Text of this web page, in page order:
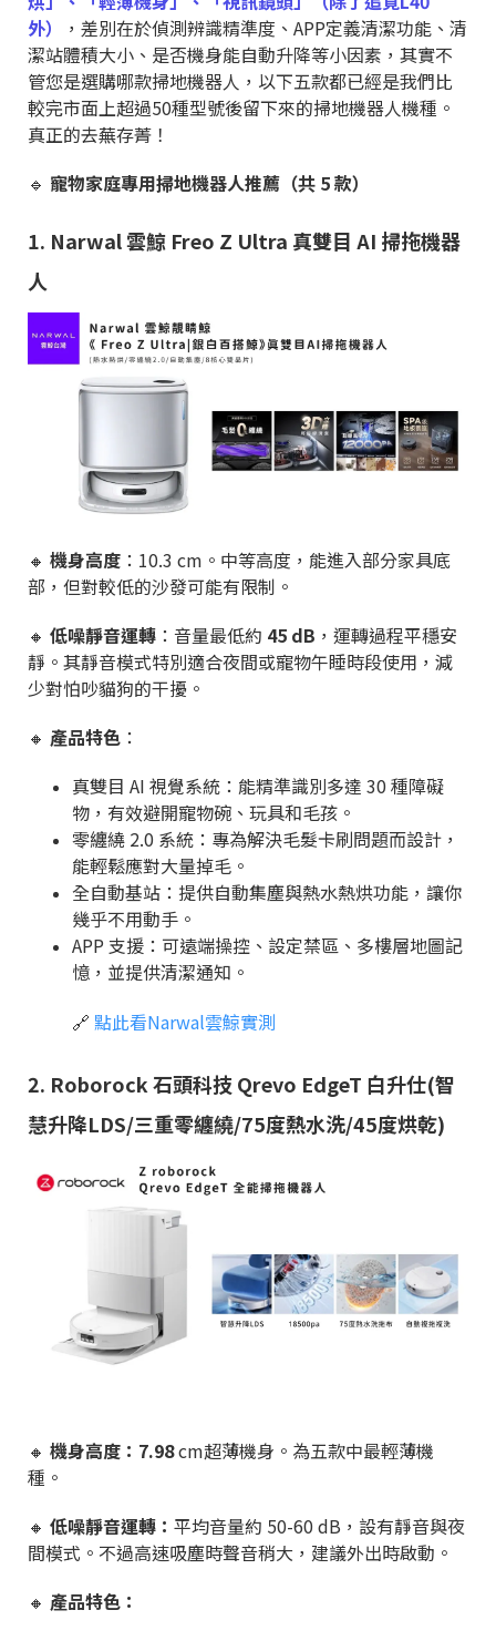
外）
，差別在於偵測辨識精準度、APP定義清潔功能、清
潔站體積大小、是否機身能自動升降等小因素，其實不
管您是選購哪款掃地機器人，以下五款都已經是我們比
較完市面上超過50種型號後留下來的掃地機器人機種。
真正的去蕪存菁！
🔹 寵物家庭專用掃地機器人推薦（共 5款）
1. Narwal 雲鯨 Freo Z Ultra 真雙目 AI 掃拖機器
人
🔸 機身高度 ：10.3 cm。中等高度，能進入部分家具底
部，但對較低的沙發可能有限制。
🔸 低噪靜音運轉 ：音量最低約 45 dB ，運轉過程平穩安
靜。其靜音模式特別適合夜間或寵物午睡時段使用，減
少對怕吵貓狗的干擾。
🔸 產品特色 ：
真雙目 AI 視覺系統：能精準識別多達 30 種障礙
物，有效避開寵物碗、玩具和毛孩。
零纏繞 2.0 系統：專為解決毛髮卡刷問題而設計，
能輕鬆應對大量掉毛。
全自動基站：提供自動集塵與熱水熱烘功能，讓你
幾乎不用動手。
APP 支援：可遠端操控、設定禁區、多樓層地圖記
憶，並提供清潔通知。
🔗 點此看Narwal雲鯨實測
2. Roborock 石頭科技 Qrevo EdgeT 白升仕(智
慧升降LDS/三重零纏繞/75度熱水洗/45度烘乾)
🔸 機身高度：7.98cm超薄機身。為五款中最輕薄機
種。
🔸 低噪靜音運轉： 平均音量約 50-60 dB，設有靜音與夜
間模式。不過高速吸塵時聲音稍大，建議外出時啟動。
🔸 產品特色：